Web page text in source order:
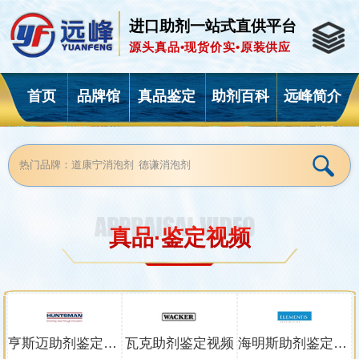
进口助剂一站式直供平台
源头真品•现货价实•原装供应
首页 品牌馆 真品鉴定 助剂百科 远峰简介
真品·鉴定视频
亨斯迈助剂鉴定视频 瓦克助剂鉴定视频 海明斯助剂鉴定视频